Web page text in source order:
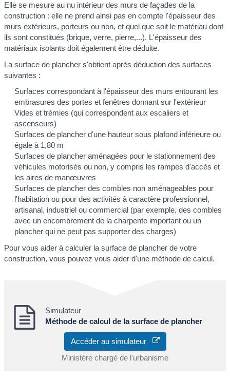
Elle se mesure au nu intérieur des murs de façades de la
construction : elle ne prend ainsi pas en compte l'épaisseur des
murs extérieurs, porteurs ou non, et quel que soit le matériau dont
ils sont constitués (brique, verre, pierre,...). L'épaisseur des
matériaux isolants doit également être déduite.
La surface de plancher s'obtient après déduction des surfaces
suivantes :
Surfaces correspondant à l'épaisseur des murs entourant les
embrasures des portes et fenêtres donnant sur l'extérieur
Vides et trémies (qui correspondent aux escaliers et
ascenseurs)
Surfaces de plancher d'une hauteur sous plafond inférieure ou
égale à 1,80 m
Surfaces de plancher aménagées pour le stationnement des
véhicules motorisés ou non, y compris les rampes d'accès et
les aires de manœuvres
Surfaces de plancher des combles non aménageables pour
l'habitation ou pour des activités à caractère professionnel,
artisanal, industriel ou commercial (par exemple, des combles
avec un encombrement de la charpente important ou un
plancher qui ne peut pas supporter des charges)
Pour vous aider à calculer la surface de plancher de votre
construction, vous pouvez vous aider d'une méthode de calcul.
Simulateur
Méthode de calcul de la surface de plancher
Accéder au simulateur
Ministère chargé de l'urbanisme